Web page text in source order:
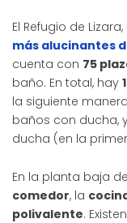
El Refugio de
más alucinantes
cuenta con 75
baño. En total, hay
la siguiente
baños con ducha,
ducha (en la
En la planta baja
comedor, la
polivalente.